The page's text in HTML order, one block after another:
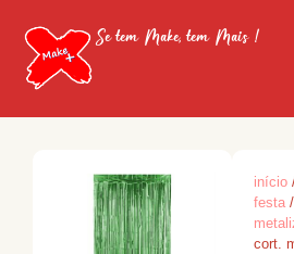
Se tem Make, tem Mais !
início
festa
cort.